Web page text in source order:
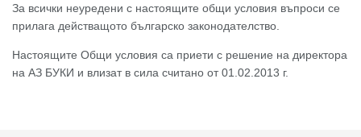
За всички неуредени с настоящите общи условия въпроси се
прилага действащото българско законодателство.
Настоящите Общи условия са приети с решение на директора
на АЗ БУКИ и влизат в сила считано от 01.02.2013 г.